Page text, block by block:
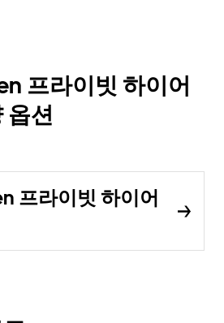
프라이빗 하이어
옵션
프라이빗 하이어